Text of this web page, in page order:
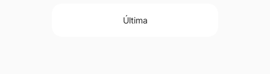
Última